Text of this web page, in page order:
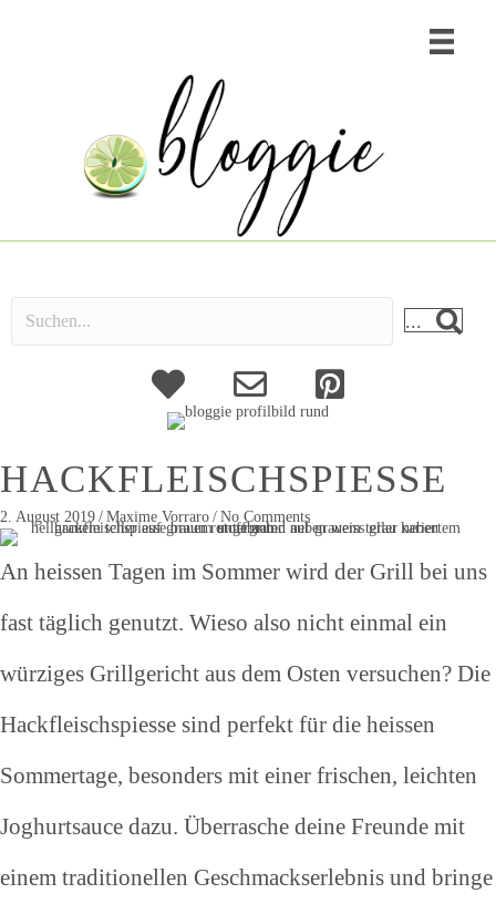
...
About Kontakt
HACKFLEISCHSPIESSE
2. August 2019 / Maxime Vorraro / No Comments
An heissen Tagen im Sommer wird der Grill bei uns
fast täglich genutzt. Wieso also nicht einmal ein
würziges Grillgericht aus dem Osten versuchen? Die
Hackfleischspiesse sind perfekt für die heissen
Sommertage, besonders mit einer frischen, leichten
Joghurtsauce dazu. Überrasche deine Freunde mit
einem traditionellen Geschmackserlebnis und bringe